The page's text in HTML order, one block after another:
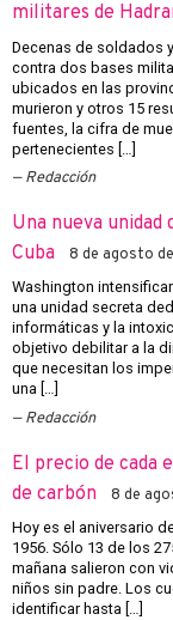
militares de
Decenas de soldados
contra dos bases
ubicados en las
murieron y otros 15
fuentes, la cifra de
pertenecientes […]
Redacción
Una nueva unidad
Cuba
8 de agosto
Washington
una unidad secreta
informáticas y la
objetivo debilitar a la
que necesitan los
una […]
Redacción
El precio de cada
de carbón
8 de
Hoy es el aniversario
1956. Sólo 13 de los
mañana salieron con
niños sin padre. Los
identificar hasta […]